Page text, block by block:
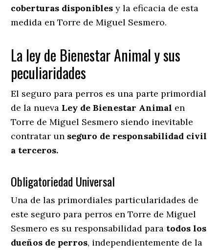
coberturas disponibles y la eficacia de esta
medida en Torre de Miguel Sesmero.
La ley de Bienestar Animal y sus
peculiaridades
El seguro para perros es una parte primordial
de la nueva Ley de Bienestar Animal en
Torre de Miguel Sesmero siendo inevitable
contratar un seguro de responsabilidad civil
a terceros.
Obligatoriedad Universal
Una de las primordiales particularidades de
este seguro para perros en Torre de Miguel
Sesmero es su responsabilidad para todos los
dueños de perros, independientemente de la